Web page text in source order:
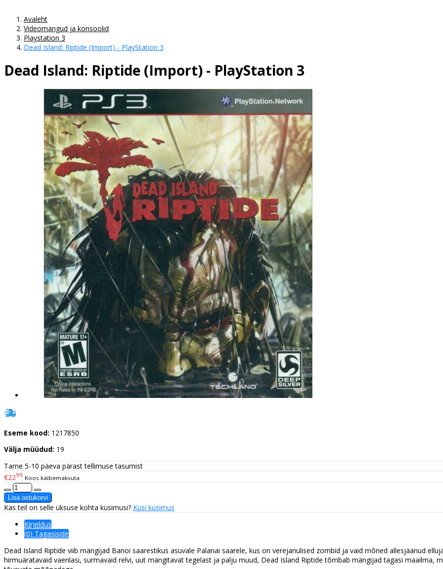
Avaleht
Videomängud ja konsoolid
Playstation 3
Dead Island: Riptide (Import) - PlayStation 3
Dead Island: Riptide (Import) - PlayStation 3
Eseme kood: 1217850
Välja müüdud: 19
Tarne 5-10 päeva pärast tellimuse tasumist
€2299 Koos käibemaksuta
Kas teil on selle üksuse kohta küsimusi? Küsi küsimus
Kirjeldus
(0) Tagasiside
Dead Island Riptide viib mängijad Banoi saarestikus asuvale Palanai saarele, kus on verejanulised zombid ja vaid mõned allesjäänud
hirmuäratavaid vaenlasi, surmavaid relvi, uut mängitavat tegelast ja palju muud, Dead Island Riptide tõmbab mängijad tagasi maailma,